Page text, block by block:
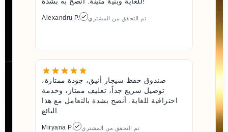
Alexandru P. تم التحقق من المشتري
صندوق حفظ سيجار أنيق، جودة ممتازة،
توصيل سريع جداً، تغليف ممتاز، وخدمة
احترافية للغاية. أنصح بشدة بالتعامل مع هذا
البائع.
Miryana P. تم التحقق من المشتري